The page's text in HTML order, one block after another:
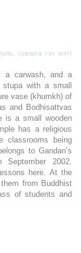
суварга гэх мэт)
a carwash, and a
with a small
vase (khumkh) of
and Bodhisattvas
is a small wooden
has a religious
classrooms being
to Gandan’s
2002.
here. At the
from Buddhist
of students and